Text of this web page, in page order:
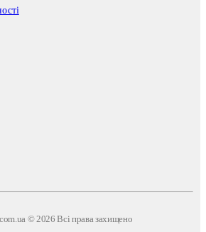
© 2026 Всі права захищено